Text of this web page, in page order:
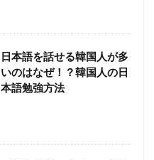
日本語を話せる韓国人が多
いのはなぜ！？韓国人の日
本語勉強方法